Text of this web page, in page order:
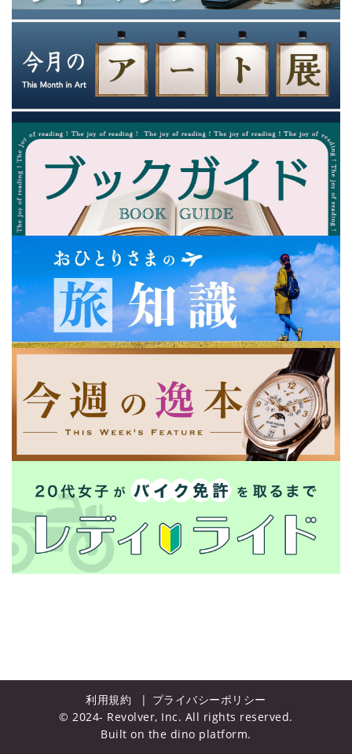
利用規約
プライバシーポリシー
© 2024- Revolver, Inc. All rights reserved.
Built on the dino platform.